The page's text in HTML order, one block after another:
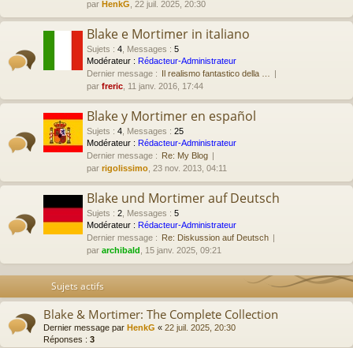
par HenkG , 22 juil. 2025, 20:30
Blake e Mortimer in italiano
Sujets : 4 Messages : 5
Modérateur : Rédacteur-Administrateur
Dernier message :
Il realismo fantastico della …
par freric , 11 janv. 2016, 17:44
Blake y Mortimer en español
Sujets : 4 Messages : 25
Modérateur : Rédacteur-Administrateur
Dernier message :
Re: My Blog
par rigolissimo , 23 nov. 2013, 04:11
Blake und Mortimer auf Deutsch
Sujets : 2 Messages : 5
Modérateur : Rédacteur-Administrateur
Dernier message :
Re: Diskussion auf Deutsch
par archibald , 15 janv. 2025, 09:21
Sujets actifs
Blake & Mortimer: The Complete Collection
Dernier message par HenkG « 22 juil. 2025, 20:30
Réponses : 3